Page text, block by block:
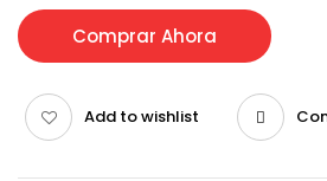
Comprar Ahora
Add to wishlist